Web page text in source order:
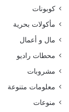
كوبونات
مأكولات بحرية
مال و أعمال
محطات راديو
مشروبات
معلومات متنوعة
منوعات